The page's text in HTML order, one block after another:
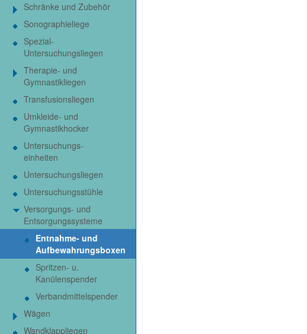
Schränke und Zubehör
Sonographieliege
Spezial-
Untersuchungsliegen
Therapie- und
Gymnastikliegen
Transfusionsliegen
Umkleide- und
Gymnastikhocker
Untersuchungs-
einheiten
Untersuchungsliegen
Untersuchungsstühle
Versorgungs- und
Entsorgungssysteme
Entnahme- und
Aufbewahrungsboxen
Spritzen- u.
Kanülenspender
Verbandmittelspender
Wägen
Wandklappliegen